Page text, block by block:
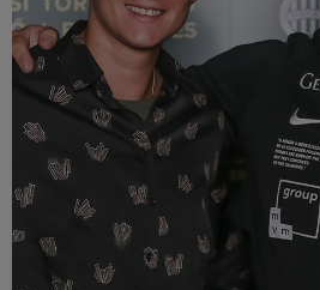
Labdarúgás
Szakosztályok
Meccscenter
Klub